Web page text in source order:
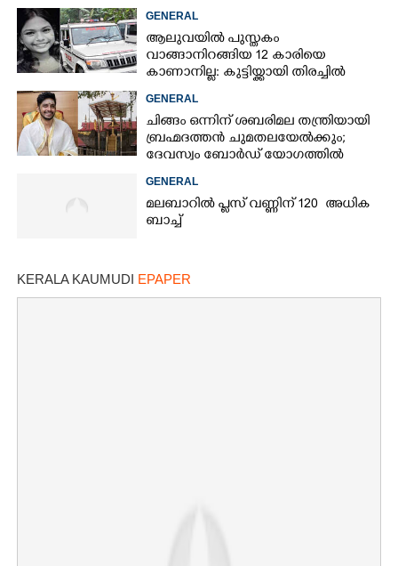
GENERAL
ആലുവയിൽ പുസ്തകം
വാങ്ങാനിറങ്ങിയ 12 കാരിയെ
കാണാനില്ല: കുട്ടിയ്ക്കായി തിരച്ചിൽ
GENERAL
ചിങ്ങം ഒന്നിന് ശബരിമല തന്ത്രിയായി
ബ്രഹ്മദത്തൻ ചുമതലയേൽക്കും;
ദേവസ്വം ബോർഡ് യോഗത്തിൽ
തീരുമാനം
GENERAL
മലബാറിൽ പ്ലസ് വണ്ണിന് 120 അധിക
ബാച്ച്
KERALA KAUMUDI EPAPER